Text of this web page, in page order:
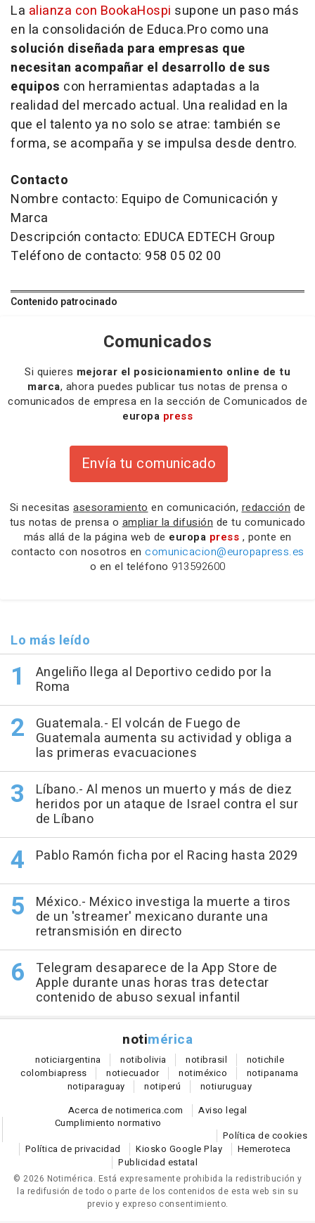
La alianza con BookaHospi supone un paso más
en la consolidación de Educa.Pro como una
solución diseñada para empresas que
necesitan acompañar el desarrollo de sus
equipos con herramientas adaptadas a la
realidad del mercado actual. Una realidad en la
que el talento ya no solo se atrae: también se
forma, se acompaña y se impulsa desde dentro.
Contacto
Nombre contacto: Equipo de Comunicación y
Marca
Descripción contacto: EDUCA EDTECH Group
Teléfono de contacto: 958 05 02 00
Contenido patrocinado
Comunicados
Si quieres mejorar el posicionamiento online de tu
marca, ahora puedes publicar tus notas de prensa o
comunicados de empresa en la sección de Comunicados de
europa press
Envía tu comunicado
Si necesitas asesoramiento en comunicación, redacción de
tus notas de prensa o ampliar la difusión de tu comunicado
más allá de la página web de europa press , ponte en
contacto con nosotros en comunicacion@europapress.es
o en el teléfono 913592600
Lo más leído
Angeliño llega al Deportivo cedido por la
Roma
Guatemala.- El volcán de Fuego de
Guatemala aumenta su actividad y obliga a
las primeras evacuaciones
Líbano.- Al menos un muerto y más de diez
heridos por un ataque de Israel contra el sur
de Líbano
Pablo Ramón ficha por el Racing hasta 2029
México.- México investiga la muerte a tiros
de un 'streamer' mexicano durante una
retransmisión en directo
Telegram desaparece de la App Store de
Apple durante unas horas tras detectar
contenido de abuso sexual infantil
notimérica
noticiargentina notibolivia notibrasil notichile
colombiapress notiecuador notiméxico notipanama
notiparaguay notiperú notiuruguay
Acerca de notimerica.com
Aviso legal
Cumplimiento normativo
Política de cookies
Política de privacidad
Kiosko Google Play
Hemeroteca
Publicidad estatal
© 2026 Notimérica. Está expresamente prohibida la redistribución y
la redifusión de todo o parte de los contenidos de esta web sin su
previo y expreso consentimiento.